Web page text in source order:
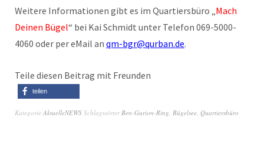
Weitere Informationen gibt es im Quartiersbüro „ Mach
Deinen Bügel“ bei Kai Schmidt unter Telefon 069-5000-
4060 oder per eMail an qm-bgr@qurban.de.
Teile diesen Beitrag mit Freunden
teilen
Kategorie AktuelleNEWS Schlagwörter Ben-Gurion-Ring Bügelsee Quartiersbüro